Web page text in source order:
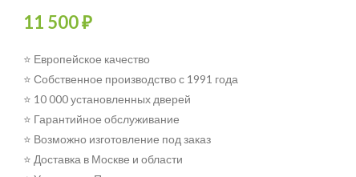
11 500₽
⭐ Европейское качество
⭐ Собственное производство с 1991 года
⭐ 10 000 установленных дверей
⭐ Гарантийное обслуживание
⭐ Возможно изготовление под заказ
⭐ Доставка в Москве и области